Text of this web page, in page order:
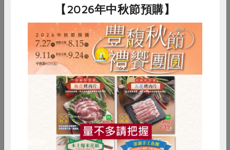
生活俱樂部堅守的組織三大目的：
一、與生產者共同做出消費材。
二、打造社區必要的功能。
三、建構可展現自我的人際關係。
面對暖化及環境惡化、社員高齡化福祉供給不足、農業及
中小型加工業後繼無人、大規模災害的互助網，這些困境
難道還寄望市場經濟來解決嗎？生活俱樂部以合作社就是
解決問題、共築安全的社會工具，正積極發展勞動事業，
打造糧食、能源、照護的自給網絡。
RPET 食譜 減硝酸鹽
雞蛋 食安 共同購買
【2026年中秋節預購】